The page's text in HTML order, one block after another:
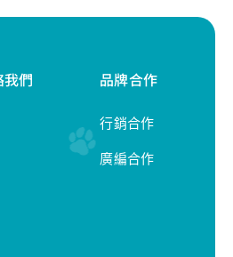
們 品牌合作
行銷合作
廣編合作